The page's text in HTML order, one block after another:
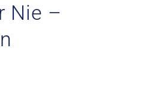
Nie –